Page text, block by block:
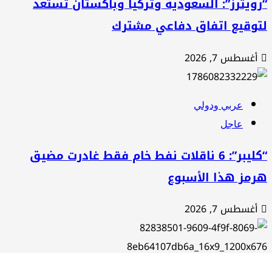
اتفاق دفاعي مشترك
أغسطس 7, 2026
عربي ودولي
عاجل
“كليبر”: 6 ناقلات نفط خام فقط غادرت مضيق
هذا الأسبوع
أغسطس 7, 2026